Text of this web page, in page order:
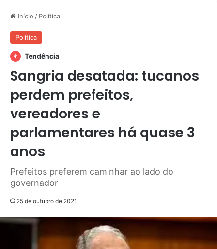
Início / Política
Política
Tendência
Sangria desatada: tucanos
perdem prefeitos,
vereadores e
parlamentares há quase 3
anos
Prefeitos preferem caminhar ao lado do
governador
25 de outubro de 2021